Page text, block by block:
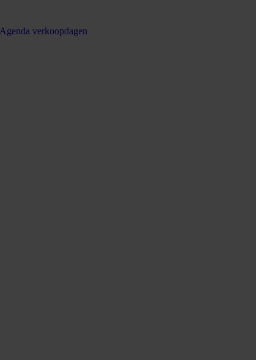
Agenda verkoopdagen